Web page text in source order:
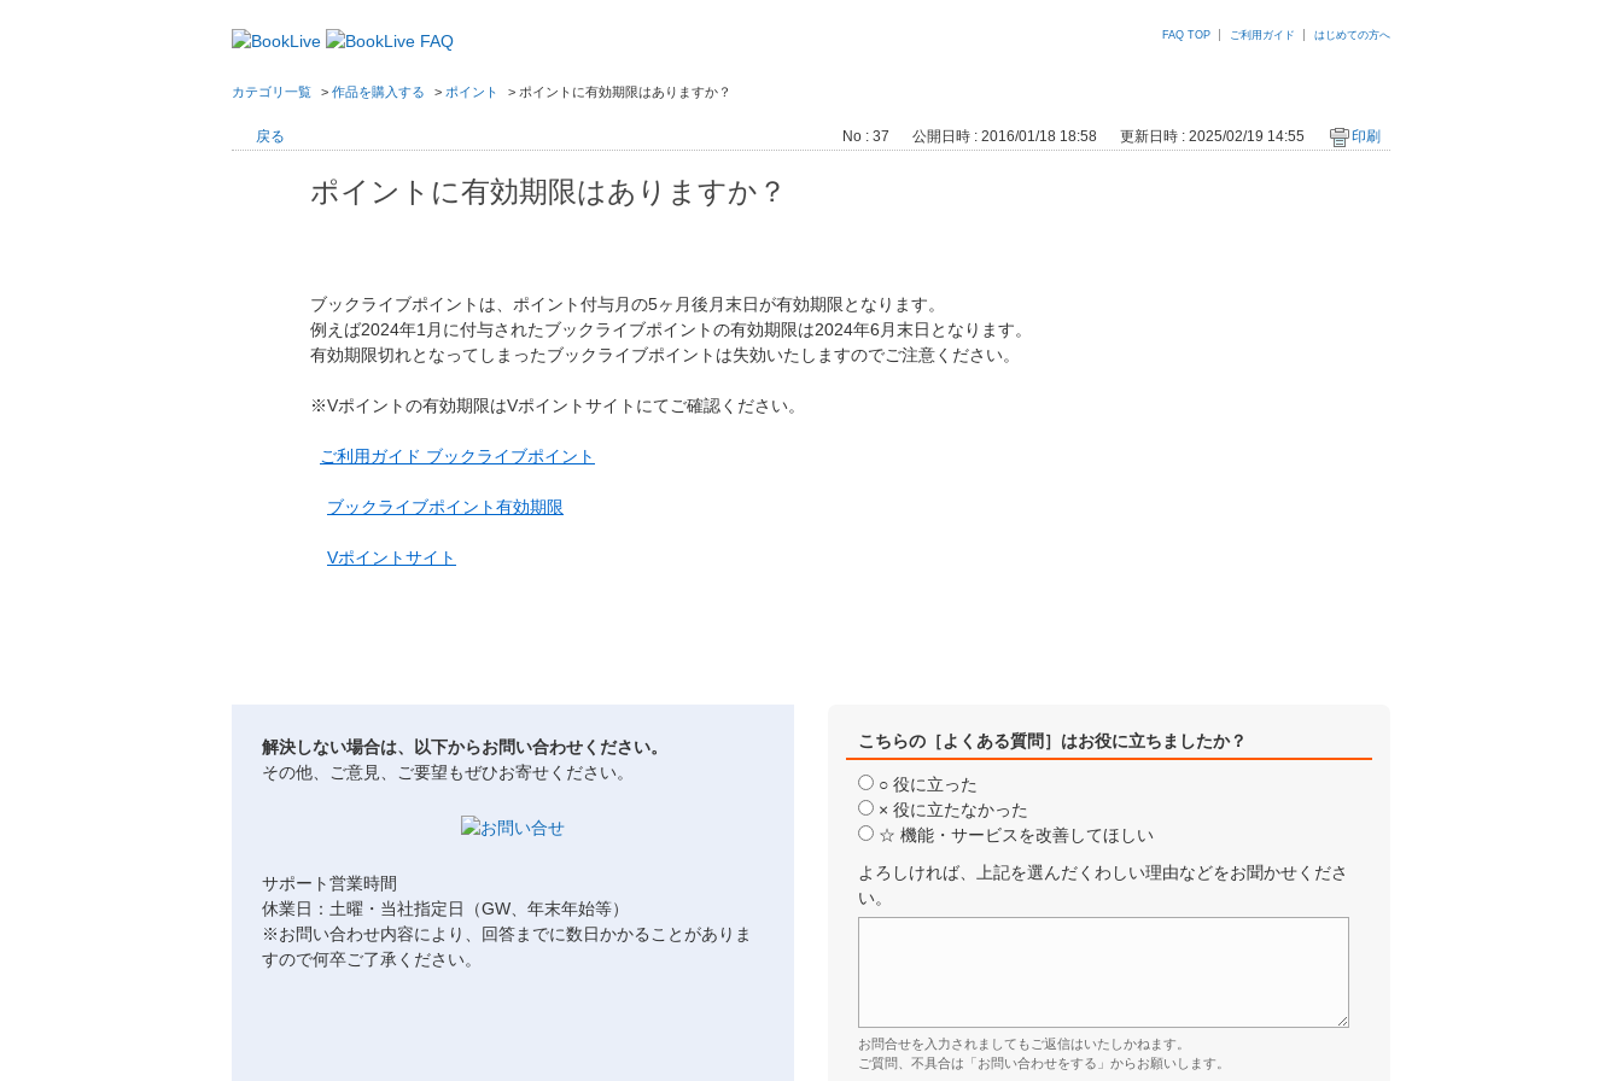
FAQ TOP ご利用ガイド はじめての方へ
カテゴリ一覧 > 作品を購入する > ポイント > ポイントに有効期限はありますか？
戻る No : 37 公開日時 : 2016/01/18 18:58 更新日時 : 2025/02/19 14:55 印刷
ポイントに有効期限はありますか？
ブックライブポイントは、ポイント付与月の5ヶ月後月末日が有効期限となります。
例えば2024年1月に付与されたブックライブポイントの有効期限は2024年6月末日となります。
有効期限切れとなってしまったブックライブポイントは失効いたしますのでご注意ください。
※Vポイントの有効期限はVポイントサイトにてご確認ください。
ご利用ガイド ブックライブポイント
ブックライブポイント有効期限
Vポイントサイト
解決しない場合は、以下からお問い合わせください。
その他、ご意見、ご要望もぜひお寄せください。
サポート営業時間
休業日：土曜・当社指定日（GW、年末年始等）
※お問い合わせ内容により、回答までに数日かかることがありま
すので何卒ご了承ください。
こちらの［よくある質問］はお役に立ちましたか？
○ 役に立った
× 役に立たなかった
☆ 機能・サービスを改善してほしい
よろしければ、上記を選んだくわしい理由などをお聞かせくださ
い。
お問合せを入力されましてもご返信はいたしかねます。
ご質問、不具合は「お問い合わせをする」からお願いします。